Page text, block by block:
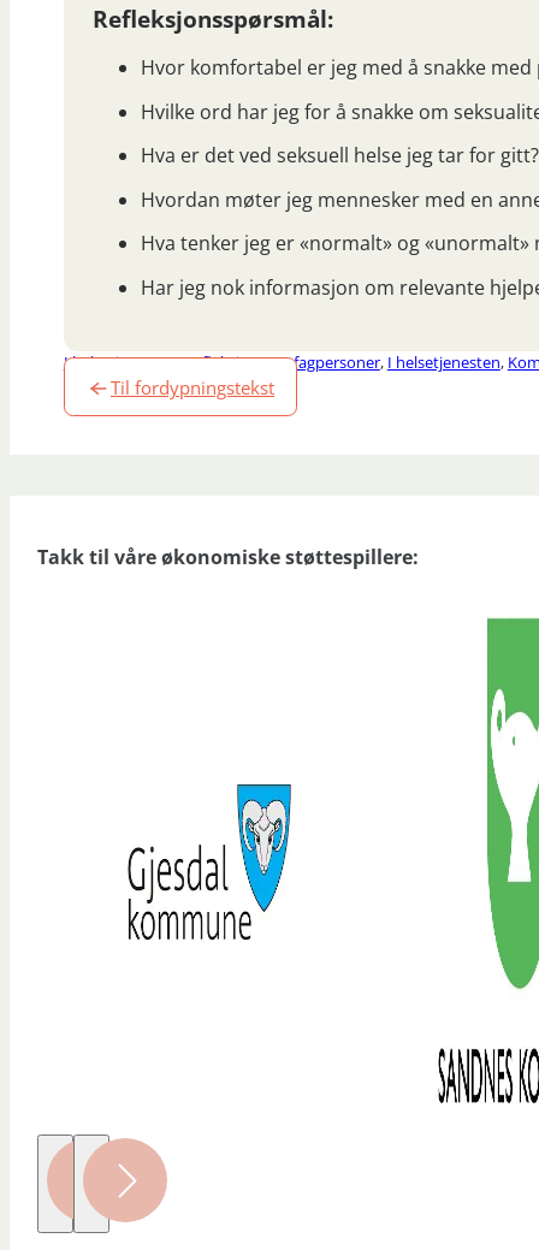
Refleksjonsspørsmål:
Hvor komfortabel er jeg med å snakke
Hvilke ord har jeg for å snakke om
Hva er det ved seksuell helse jeg tar for gitt?
Hvordan møter jeg mennesker med en
Hva tenker jeg er «normalt» og «unormalt»
Har jeg nok informasjon om relevante
I helsetjenesten,Refleksjon,For fagpersoner, I helsetjenesten,
Til fordypningstekst
Takk til våre økonomiske støttespillere: